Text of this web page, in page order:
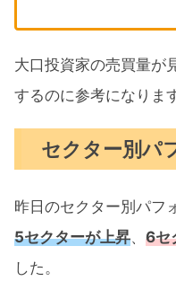
大口投資家の売買量が
するのに参考になりま
セクター別パ
昨日のセクター別パフ
5セクターが上昇、 6セ
した。